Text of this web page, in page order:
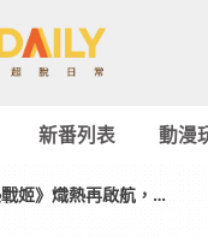
新番列表 動漫
姬》熾熱再啟航，新